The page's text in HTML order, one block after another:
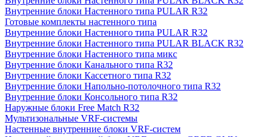
Внутренние блоки Настенного типа PULAR R32
Готовые комплекты настенного типа
Внутренние блоки Настенного типа PULAR R32
Внутренние блоки Настенного типа PULAR BLACK R32
Внутренние блоки Настенного типа микс
Внутренние блоки Канального типа R32
Внутренние блоки Кассетного типа R32
Внутренние блоки Напольно-потолочного типа R32
Внутренние блоки Консольного типа R32
Наружные блоки Free Match R32
Мультизональные VRF-системы
Настенные внутренние блоки VRF-систем